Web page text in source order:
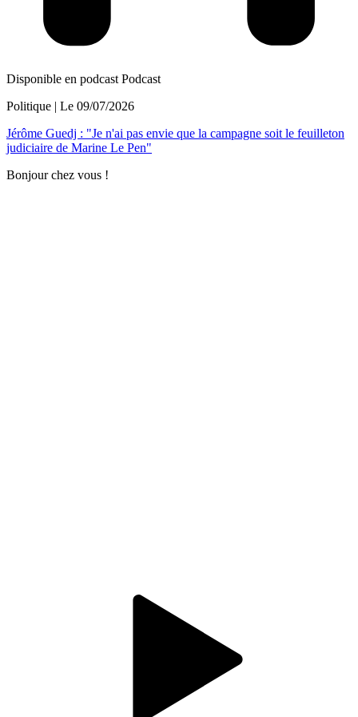
Disponible en podcast Podcast
Politique | Le 09/07/2026
Jérôme Guedj : "Je n'ai pas envie que la campagne soit le feuilleton
judiciaire de Marine Le Pen"
Bonjour chez vous !